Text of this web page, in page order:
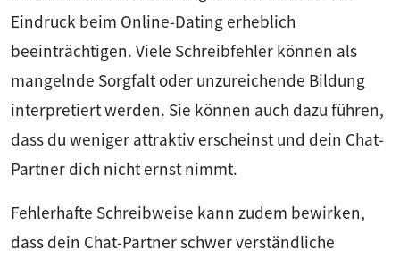
Eindruck beim Online-Dating erheblich
beeinträchtigen. Viele Schreibfehler können als
mangelnde Sorgfalt oder unzureichende Bildung
interpretiert werden. Sie können auch dazu führen,
dass du weniger attraktiv erscheinst und dein Chat-
Partner dich nicht ernst nimmt.
Fehlerhafte Schreibweise kann zudem bewirken,
dass dein Chat-Partner schwer verständliche